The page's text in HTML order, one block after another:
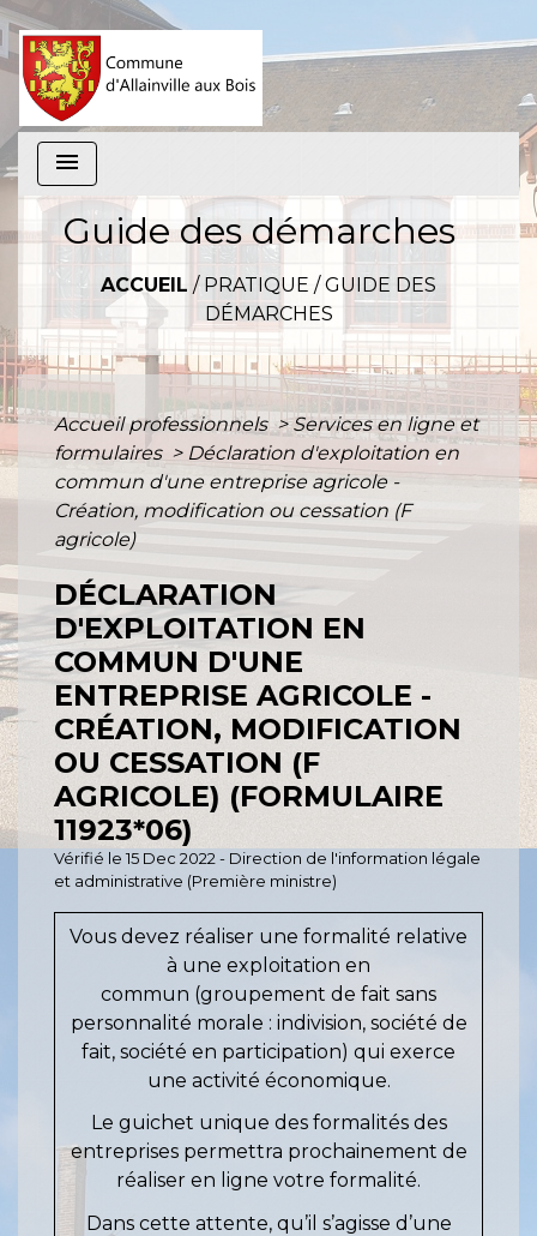
menu
Guide des démarches
ACCUEIL / PRATIQUE /GUIDE DES
DÉMARCHES
Accueil professionnels > Services en ligne et
formulaires > Déclaration d'exploitation en
commun d'une entreprise agricole -
Création, modification ou cessation (F
agricole)
DÉCLARATION
D'EXPLOITATION EN
COMMUN D'UNE
ENTREPRISE AGRICOLE -
CRÉATION, MODIFICATION
OU CESSATION (F
AGRICOLE) (FORMULAIRE
11923*06)
Vérifié le 15 Dec 2022 - Direction de l'information légale
et administrative (Première ministre)
Vous devez réaliser une formalité relative
à une exploitation en
commun (groupement de fait sans
personnalité morale : indivision, société de
fait, société en participation) qui exerce
une activité économique.
Le guichet unique des formalités des
entreprises permettra prochainement de
réaliser en ligne votre formalité.
Dans cette attente, qu’il s’agisse d’une